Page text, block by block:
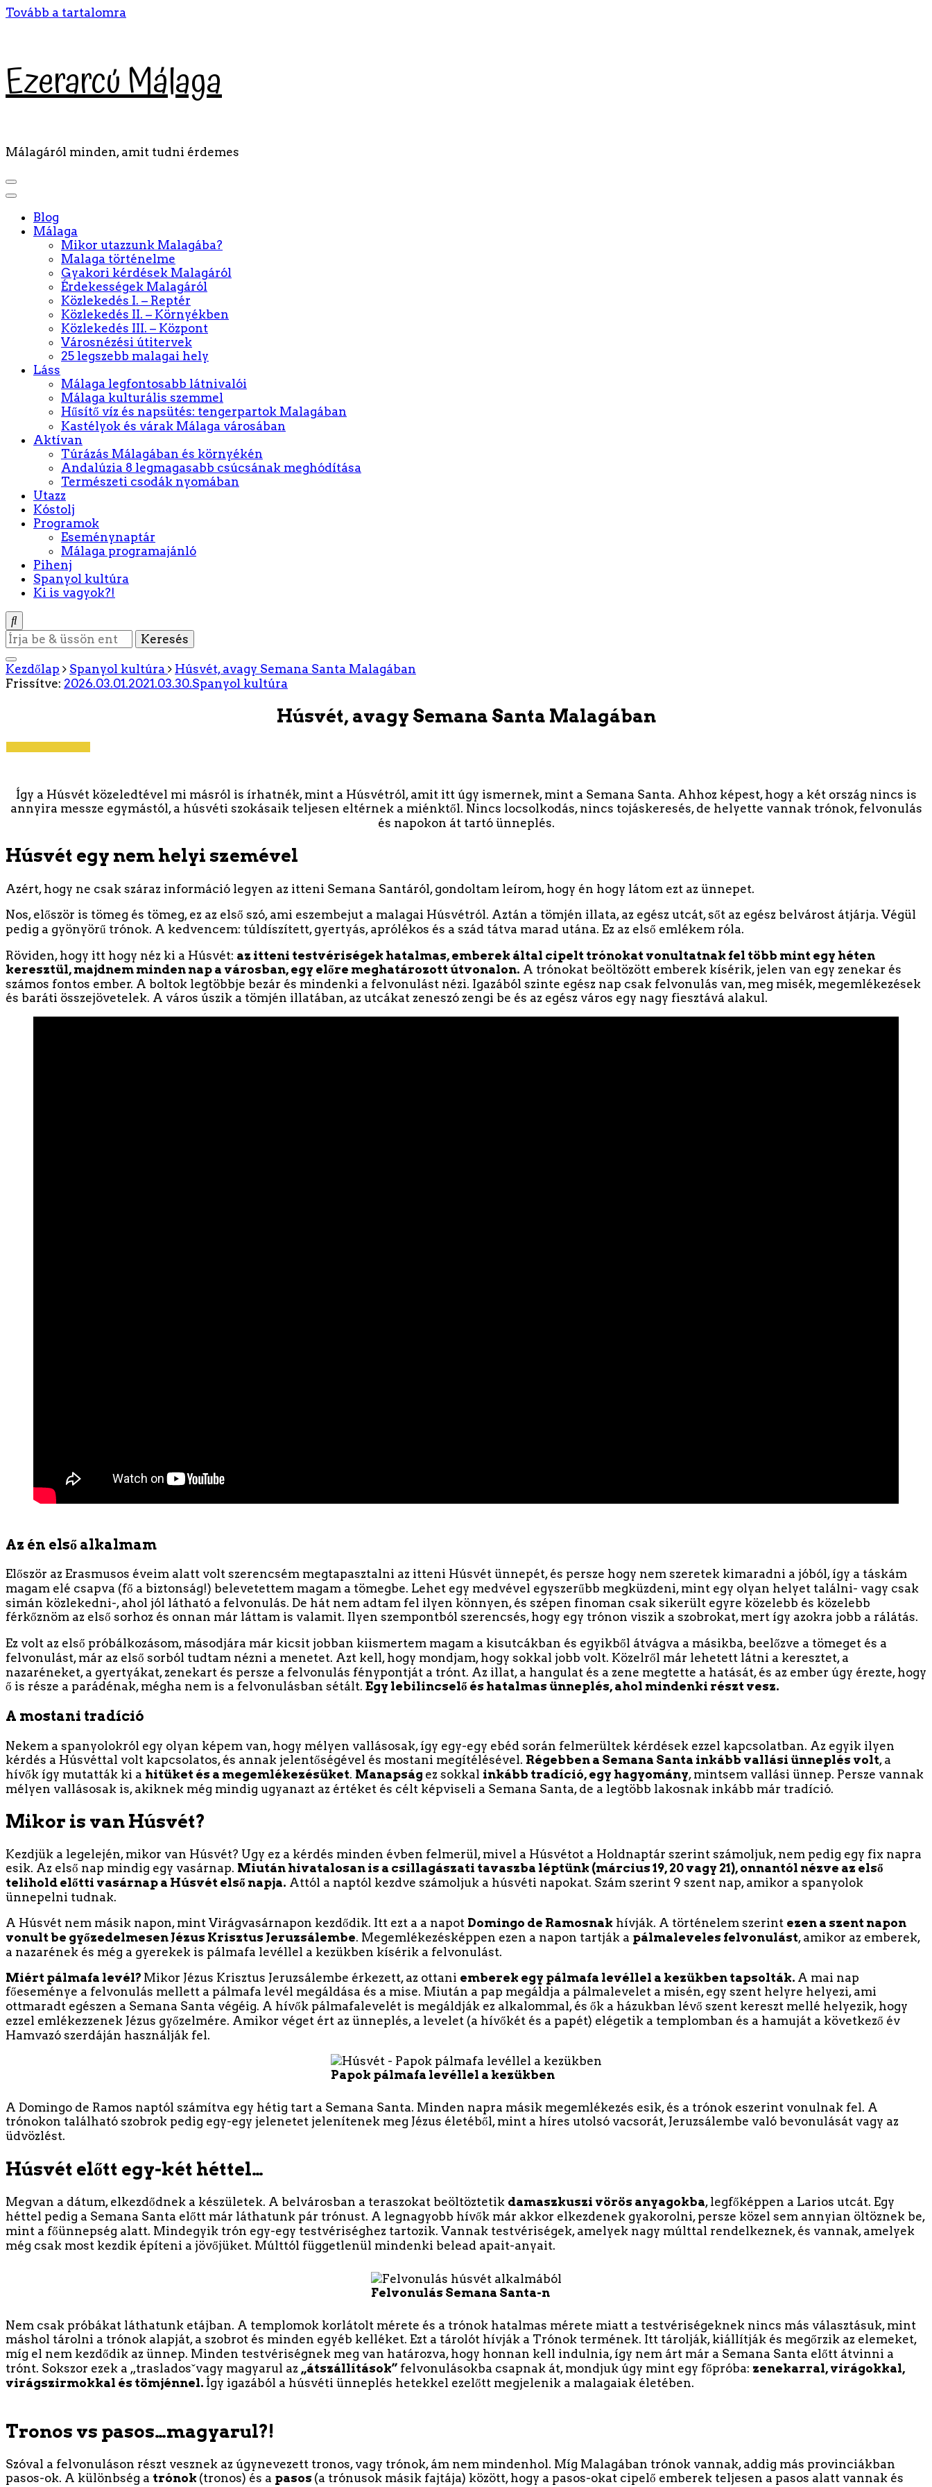
Tovább a tartalomra
Ezerarcú Málaga
Málagáról minden, amit tudni érdemes
Blog
Málaga
Mikor utazzunk Malagába?
Malaga történelme
Gyakori kérdések Malagáról
Érdekességek Malagáról
Közlekedés I. – Reptér
Közlekedés II. – Környékben
Közlekedés III. – Központ
Városnézési útitervek
25 legszebb malagai hely
Láss
Málaga legfontosabb látnivalói
Málaga kulturális szemmel
Hűsítő víz és napsütés: tengerpartok Malagában
Kastélyok és várak Málaga városában
Aktívan
Túrázás Málagában és környékén
Andalúzia 8 legmagasabb csúcsának meghódítása
Természeti csodák nyomában
Utazz
Kóstolj
Programok
Eseménynaptár
Málaga programajánló
Pihenj
Spanyol kultúra
Ki is vagyok?!
Keres
valamit?
Kezdőlap
Spanyol kultúra
Húsvét, avagy Semana Santa Malagában
Frissítve: 2026.03.01.2021.03.30.Spanyol kultúra
Húsvét, avagy Semana Santa Malagában
Így a Húsvét közeledtével mi másról is írhatnék, mint a Húsvétról, amit itt úgy ismernek, mint a Semana Santa. Ahhoz képest, hogy a két ország nincs is
annyira messze egymástól, a húsvéti szokásaik teljesen eltérnek a miénktől. Nincs locsolkodás, nincs tojáskeresés, de helyette vannak trónok, felvonulás
és napokon át tartó ünneplés.
Húsvét egy nem helyi szemével
Azért, hogy ne csak száraz információ legyen az itteni Semana Santáról, gondoltam leírom, hogy én hogy látom ezt az ünnepet.
Nos, először is tömeg és tömeg, ez az első szó, ami eszembejut a malagai Húsvétról. Aztán a tömjén illata, az egész utcát, sőt az egész belvárost átjárja. Végül
pedig a gyönyörű trónok. A kedvencem: túldíszített, gyertyás, aprólékos és a szád tátva marad utána. Ez az első emlékem róla.
Röviden, hogy itt hogy néz ki a Húsvét: az itteni testvériségek hatalmas, emberek által cipelt trónokat vonultatnak fel több mint egy héten
keresztül, majdnem minden nap a városban, egy előre meghatározott útvonalon. A trónokat beöltözött emberek kísérik, jelen van egy zenekar és
számos fontos ember. A boltok legtöbbje bezár és mindenki a felvonulást nézi. Igazából szinte egész nap csak felvonulás van, meg misék, megemlékezések
és baráti összejövetelek. A város úszik a tömjén illatában, az utcákat zeneszó zengi be és az egész város egy nagy fiesztává alakul.
Az én első alkalmam
Először az Erasmusos éveim alatt volt szerencsém megtapasztalni az itteni Húsvét ünnepét, és persze hogy nem szeretek kimaradni a jóból, így a táskám
magam elé csapva (fő a biztonság!) belevetettem magam a tömegbe. Lehet egy medvével egyszerűbb megküzdeni, mint egy olyan helyet találni- vagy csak
simán közlekedni-, ahol jól látható a felvonulás. De hát nem adtam fel ilyen könnyen, és szépen finoman csak sikerült egyre közelebb és közelebb
férkőznöm az első sorhoz és onnan már láttam is valamit. Ilyen szempontból szerencsés, hogy egy trónon viszik a szobrokat, mert így azokra jobb a rálátás.
Ez volt az első próbálkozásom, másodjára már kicsit jobban kiismertem magam a kisutcákban és egyikből átvágva a másikba, beelőzve a tömeget és a
felvonulást, már az első sorból tudtam nézni a menetet. Azt kell, hogy mondjam, hogy sokkal jobb volt. Közelről már lehetett látni a keresztet, a
nazaréneket, a gyertyákat, zenekart és persze a felvonulás fénypontját a trónt. Az illat, a hangulat és a zene megtette a hatását, és az ember úgy érezte, hogy
ő is része a parádénak, mégha nem is a felvonulásban sétált. Egy lebilincselő és hatalmas ünneplés, ahol mindenki részt vesz.
A mostani tradíció
Nekem a spanyolokról egy olyan képem van, hogy mélyen vallásosak, így egy-egy ebéd során felmerültek kérdések ezzel kapcsolatban. Az egyik ilyen
kérdés a Húsvéttal volt kapcsolatos, és annak jelentőségével és mostani megítélésével. Régebben a Semana Santa inkább vallási ünneplés volt, a
hívők így mutatták ki a hitüket és a megemlékezésüket. Manapság ez sokkal inkább tradíció, egy hagyomány, mintsem vallási ünnep. Persze vannak
mélyen vallásosak is, akiknek még mindig ugyanazt az értéket és célt képviseli a Semana Santa, de a legtöbb lakosnak inkább már tradíció.
Mikor is van Húsvét?
Kezdjük a legelején, mikor van Húsvét? Ugy ez a kérdés minden évben felmerül, mivel a Húsvétot a Holdnaptár szerint számoljuk, nem pedig egy fix napra
esik. Az első nap mindig egy vasárnap. Miután hivatalosan is a csillagászati tavaszba léptünk (március 19, 20 vagy 21), onnantól nézve az első
telihold előtti vasárnap a Húsvét első napja. Attól a naptól kezdve számoljuk a húsvéti napokat. Szám szerint 9 szent nap, amikor a spanyolok
ünnepelni tudnak.
A Húsvét nem másik napon, mint Virágvasárnapon kezdődik. Itt ezt a a napot Domingo de Ramosnak hívják. A történelem szerint ezen a szent napon
vonult be győzedelmesen Jézus Krisztus Jeruzsálembe. Megemlékezésképpen ezen a napon tartják a pálmaleveles felvonulást, amikor az emberek,
a nazarének és még a gyerekek is pálmafa levéllel a kezükben kísérik a felvonulást.
Miért pálmafa levél? Mikor Jézus Krisztus Jeruzsálembe érkezett, az ottani emberek egy pálmafa levéllel a kezükben tapsolták. A mai nap
főeseménye a felvonulás mellett a pálmafa levél megáldása és a mise. Miután a pap megáldja a pálmalevelet a misén, egy szent helyre helyezi, ami
ottmaradt egészen a Semana Santa végéig. A hívők pálmafalevelét is megáldják ez alkalommal, és ők a házukban lévő szent kereszt mellé helyezik, hogy
ezzel emlékezzenek Jézus győzelmére. Amikor véget ért az ünneplés, a levelet (a hívőkét és a papét) elégetik a templomban és a hamuját a következő év
Hamvazó szerdáján használják fel.
Papok pálmafa levéllel a kezükben
A Domingo de Ramos naptól számítva egy hétig tart a Semana Santa. Minden napra másik megemlékezés esik, és a trónok eszerint vonulnak fel. A
trónokon található szobrok pedig egy-egy jelenetet jelenítenek meg Jézus életéből, mint a híres utolsó vacsorát, Jeruzsálembe való bevonulását vagy az
üdvözlést.
Húsvét előtt egy-két héttel…
Megvan a dátum, elkezdődnek a készületek. A belvárosban a teraszokat beöltöztetik damaszkuszi vörös anyagokba, legfőképpen a Larios utcát. Egy
héttel pedig a Semana Santa előtt már láthatunk pár trónust. A legnagyobb hívők már akkor elkezdenek gyakorolni, persze közel sem annyian öltöznek be,
mint a főünnepség alatt. Mindegyik trón egy-egy testvériséghez tartozik. Vannak testvériségek, amelyek nagy múlttal rendelkeznek, és vannak, amelyek
még csak most kezdik építeni a jövőjüket. Múlttól függetlenül mindenki belead apait-anyait.
Felvonulás Semana Santa-n
Nem csak próbákat láthatunk etájban. A templomok korlátolt mérete és a trónok hatalmas mérete miatt a testvériségeknek nincs más választásuk, mint
máshol tárolni a trónok alapját, a szobrot és minden egyéb kelléket. Ezt a tárolót hívják a Trónok termének. Itt tárolják, kiállítják és megőrzik az elemeket,
míg el nem kezdődik az ünnep. Minden testvériségnek meg van határozva, hogy honnan kell indulnia, így nem árt már a Semana Santa előtt átvinni a
trónt. Sokszor ezek a „trasladosˇvagy magyarul az „átszállítások” felvonulásokba csapnak át, mondjuk úgy mint egy főpróba: zenekarral, virágokkal,
virágszirmokkal és tömjénnel. Így igazából a húsvéti ünneplés hetekkel ezelőtt megjelenik a malagaiak életében.
Tronos vs pasos…magyarul?!
Szóval a felvonuláson részt vesznek az úgynevezett tronos, vagy trónok, ám nem mindenhol. Míg Malagában trónok vannak, addig más provinciákban
pasos-ok. A különbség a trónok (tronos) és a pasos (a trónusok másik fajtája) között, hogy a pasos-okat cipelő emberek teljesen a pasos alatt vannak és